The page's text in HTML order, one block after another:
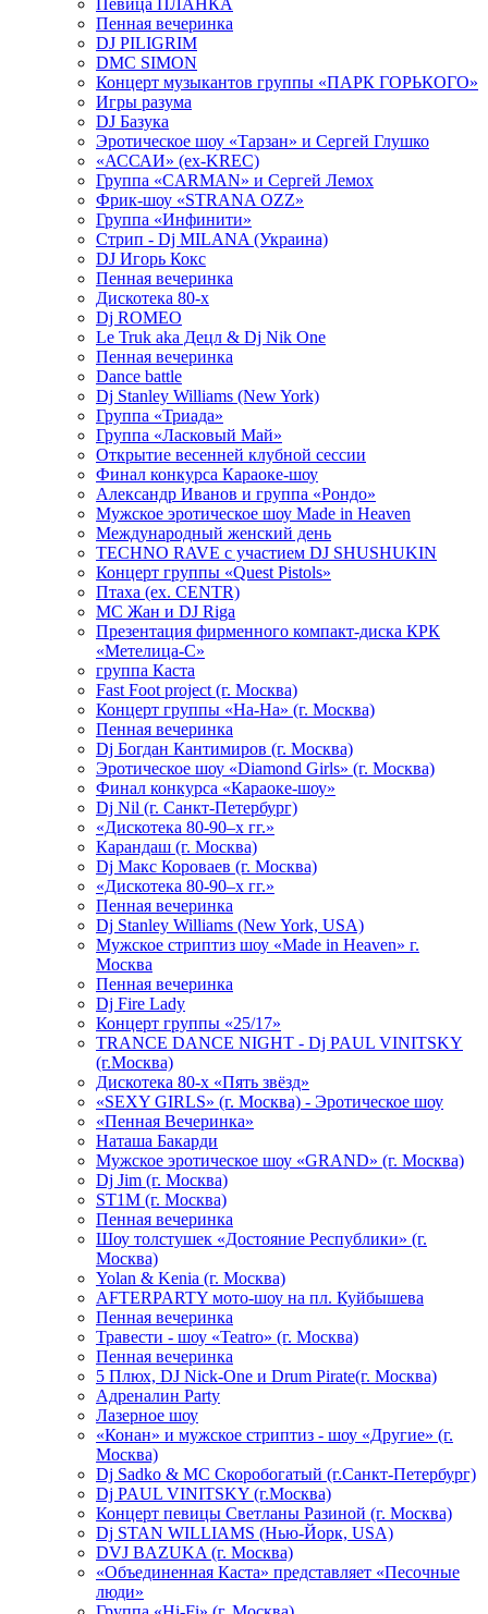
Певица ПЛАНКА
Пенная вечеринка
DJ PILIGRIM
DMC SIMON
Концерт музыкантов группы «ПАРК ГОРЬКОГО»
Игры разума
DJ Базука
Эротическое шоу «Тарзан» и Сергей Глушко
«АССАИ» (ex-KREC)
Группа «CARMAN» и Сергей Лемох
Фрик-шоу «STRANA OZZ»
Группа «Инфинити»
Стрип - Dj MILANA (Украина)
DJ Игорь Кокс
Пенная вечеринка
Дискотека 80-х
Dj ROMEO
Le Truk aka Децл & Dj Nik One
Пенная вечеринка
Dance battle
Dj Stanley Williams (New York)
Группа «Триада»
Группа «Ласковый Май»
Открытие весенней клубной сессии
Финал конкурса Караоке-шоу
Александр Иванов и группа «Рондо»
Мужское эротическое шоу Made in Heaven
Международный женский день
TECHNO RAVE с участием DJ SHUSHUKIN
Концерт группы «Quest Pistols»
Птаха (ex. CENTR)
МС Жан и DJ Riga
Презентация фирменного компакт-диска КРК
«Метелица-С»
группа Каста
Fast Foot project (г. Москва)
Концерт группы «На-На» (г. Москва)
Пенная вечеринка
Dj Богдан Кантимиров (г. Москва)
Эротическое шоу «Diamond Girls» (г. Москва)
Финал конкурса «Караоке-шоу»
Dj Nil (г. Санкт-Петербург)
«Дискотека 80-90–х гг.»
Карандаш (г. Москва)
Dj Макс Короваев (г. Москва)
«Дискотека 80-90–х гг.»
Пенная вечеринка
Dj Stanley Williams (New York, USA)
Мужское стриптиз шоу «Made in Heaven» г.
Москва
Пенная вечеринка
Dj Fire Lady
Концерт группы «25/17»
TRANCE DANCE NIGHT - Dj PAUL VINITSKY
(г.Москва)
Дискотека 80-х «Пять звёзд»
«SEXY GIRLS» (г. Москва) - Эротическое шоу
«Пенная Вечеринка»
Hаташа Бакарди
Мужское эротическое шоу «GRAND» (г. Москва)
Dj Jim (г. Москва)
ST1M (г. Москва)
Пенная вечеринка
Шоу толстушек «Достояние Республики» (г.
Москва)
Yolan & Kenia (г. Москва)
AFTERPARTY мото-шоу на пл. Куйбышева
Пенная вечеринка
Травести - шоу «Teatro» (г. Москва)
Пенная вечеринка
5 Плюх, DJ Nick-One и Drum Pirate(г. Москва)
Адреналин Party
Лазерное шоу
«Конан» и мужское стриптиз - шоу «Другие» (г.
Москва)
Dj Sadko & МС Скоробогатый (г.Санкт-Петербург)
Dj PAUL VINITSKY (г.Москва)
Концерт певицы Светланы Разиной (г. Москва)
Dj STAN WILLIAMS (Нью-Йорк, USA)
DVJ BAZUKA (г. Москва)
«Объединенная Каста» представляет «Песочные
люди»